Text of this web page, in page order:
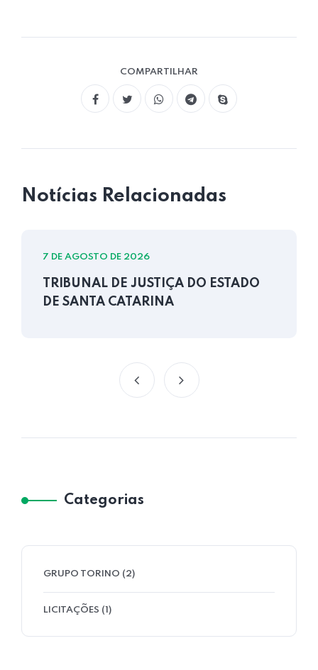
COMPARTILHAR
Notícias Relacionadas
7 DE AGOSTO DE 2026
TRIBUNAL DE JUSTIÇA DO ESTADO
DE SANTA CATARINA
Categorias
GRUPO TORINO (2)
LICITAÇÕES (1)